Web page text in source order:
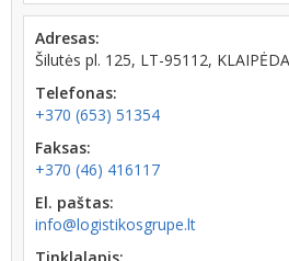
Adresas:
Šilutės pl. 125, LT-95112, KLAIPĖDA
Telefonas:
+370 (653) 51354
Faksas:
+370 (46) 416117
El. paštas:
info@logistikosgrupe.lt